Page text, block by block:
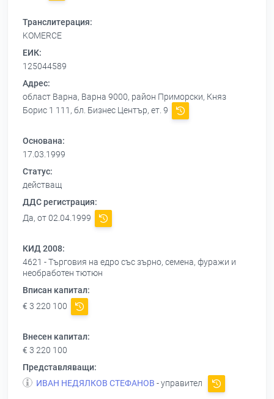
Транслитерация:
KOMERCE
ЕИК:
125044589
Адрес:
област Варна, Варна 9000, район Приморски, Княз
Борис 1 111, бл. Бизнес Център, ет. 9
Основана:
17.03.1999
Статус:
действащ
ДДС регистрация:
Да, от 02.04.1999
КИД 2008:
4621 - Търговия на едро със зърно, семена, фуражи и
необработен тютюн
Вписан капитал:
€ 3 220 100
Внесен капитал:
€ 3 220 100
Представляващи:
ИВАН НЕДЯЛКОВ СТЕФАНОВ - управител